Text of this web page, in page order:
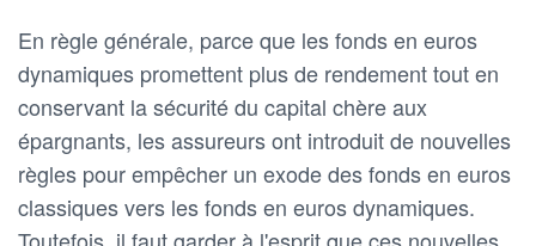
En règle générale, parce que les fonds en euros
dynamiques promettent plus de rendement tout en
conservant la sécurité du capital chère aux
épargnants, les assureurs ont introduit de nouvelles
règles pour empêcher un exode des fonds en euros
classiques vers les fonds en euros dynamiques.